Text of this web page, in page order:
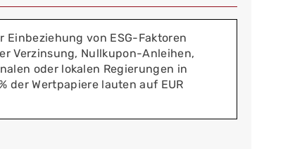
von ESG-Faktoren
Verzinsung, Nullkupon-Anleihen,
oder lokalen Regierungen in
der Wertpapiere lauten auf EUR